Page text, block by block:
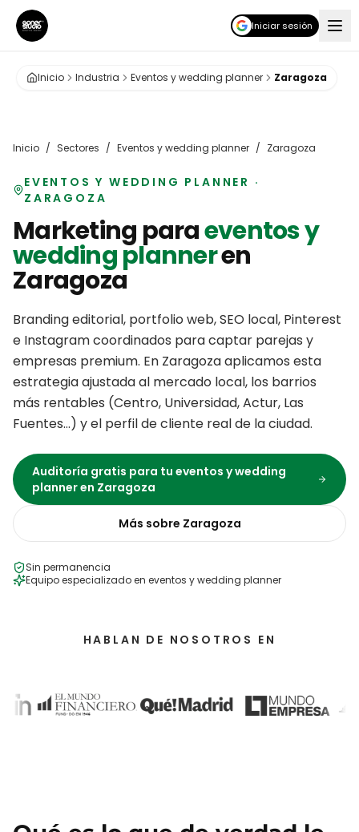
Iniciar sesión
Inicio Industria Eventos y wedding planner Zaragoza
Inicio / Sectores / Eventos y wedding planner / Zaragoza
EVENTOS Y WEDDING PLANNER ·
ZARAGOZA
Marketing paraeventos y
wedding planneren
Zaragoza
Branding editorial, portfolio web, SEO local, Pinterest
e Instagram coordinados para captar parejas y
empresas premium. En Zaragozaaplicamos esta
estrategia ajustada al mercado local, los barrios
más rentables (Centro, Universidad, Actur, Las
Fuentes…) y el perfil de cliente real de la ciudad.
Auditoría gratis para tu eventos y wedding
planneren Zaragoza
Más sobre Zaragoza
Sin permanencia
Equipo especializado en eventos y wedding planner
HABLAN DE NOSOTROS EN